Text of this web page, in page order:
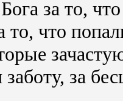
за то,
то, что
за